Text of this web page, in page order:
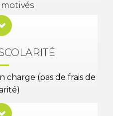
charge (pas de frais de